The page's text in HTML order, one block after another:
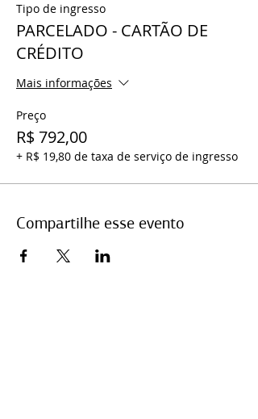
Tipo de ingresso
PARCELADO - CARTÃO DE
CRÉDITO
Mais informações
Preço
R$ 792,00
+ R$ 19,80 de taxa de serviço de ingresso
Compartilhe esse evento